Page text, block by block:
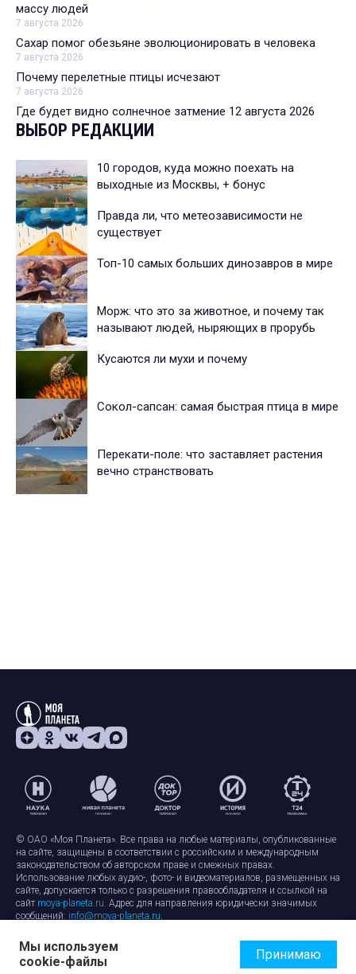
массу людей
7 августа 2026
Сахар помог обезьяне эволюционировать в человека
7 августа 2026
Почему перелетные птицы исчезают
7 августа 2026
Где будет видно солнечное затмение 12 августа 2026
ВЫБОР РЕДАКЦИИ
10 городов, куда можно поехать на
выходные из Москвы, + бонус
Правда ли, что метеозависимости не
существует
Топ-10 самых больших динозавров в мире
Морж: что это за животное, и почему так
называют людей, ныряющих в прорубь
Кусаются ли мухи и почему
Сокол-сапсан: самая быстрая птица в мире
Перекати-поле: что заставляет растения
вечно странствовать
© ОАО «Моя Планета». Все права на любые материалы, опубликованные
на сайте, защищены в соответствии с российским и международным
законодательством об авторском праве и смежных правах.
Использование любых аудио-, фото- и видеоматериалов, размещенных на
сайте, допускается только с разрешения правообладателя и ссылкой на
сайт moya-planeta.ru. Адрес для направления юридически значимых
сообщений: info@moya-planeta.ru.
Правила сайтаРабота с cookie-файлами
Защита персональных данных
Обработка персональных данных
Мы используем
cookie-файлы
Принимаю